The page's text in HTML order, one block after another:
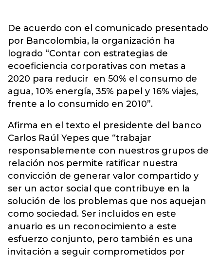
De acuerdo con el comunicado presentado
por Bancolombia, la organización ha
logrado “Contar con estrategias de
ecoeficiencia corporativas con metas a
2020 para reducir en 50% el consumo de
agua, 10% energía, 35% papel y 16% viajes,
frente a lo consumido en 2010”.
Afirma en el texto el presidente del banco
Carlos Raúl Yepes que “trabajar
responsablemente con nuestros grupos de
relación nos permite ratificar nuestra
convicción de generar valor compartido y
ser un actor social que contribuye en la
solución de los problemas que nos aquejan
como sociedad. Ser incluidos en este
anuario es un reconocimiento a este
esfuerzo conjunto, pero también es una
invitación a seguir comprometidos por